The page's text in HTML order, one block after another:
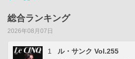
総合ランキング
2026年08月07日
1 ル・サンク Vol.255